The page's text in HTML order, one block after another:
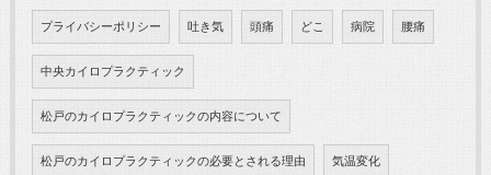
プライバシーポリシー 吐き気 頭痛 どこ 病院 腰痛
中央カイロプラクティック
松戸のカイロプラクティックの内容について
松戸のカイロプラクティックの必要とされる理由 気温変化